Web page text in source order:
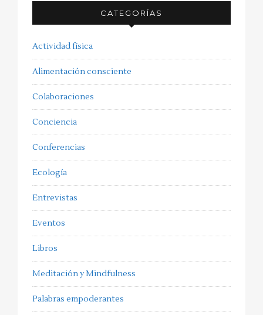
CATEGORÍAS
Actividad física
Alimentación consciente
Colaboraciones
Conciencia
Conferencias
Ecología
Entrevistas
Eventos
Libros
Meditación y Mindfulness
Palabras empoderantes